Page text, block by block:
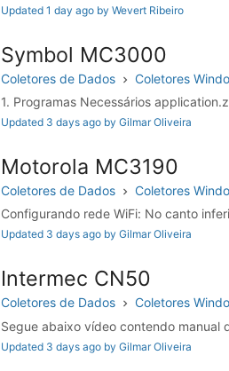
Updated 1 day ago by Wevert Ribeiro
Symbol MC3000
Coletores de Dados
Coletores
1. Programas Necessários
Updated 3 days ago by Gilmar Oliveira
Motorola MC3190
Coletores de Dados
Coletores
Configurando rede WiFi: No canto
Updated 3 days ago by Gilmar Oliveira
Intermec CN50
Coletores de Dados
Coletores
Segue abaixo vídeo contendo manual
Updated 3 days ago by Gilmar Oliveira